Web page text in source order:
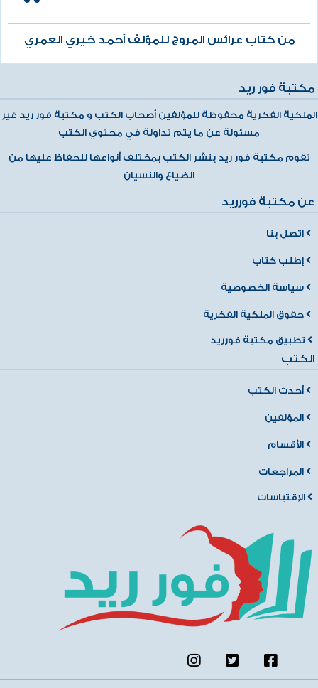
من كتاب عرائس المروج للمؤلف أحمد خيري العمري
مكتبة فور ريد
الملكية الفكرية محفوظة للمؤلفين أصحاب الكتب و مكتبة فور ريد غير
مسئولة عن ما يتم تداولة في محتوي الكتب
تقوم مكتبة فور ريد بنشر الكتب بمختلف أنواعها للحفاظ عليها من
الضياع والنسيان
عن مكتبة فورريد
اتصل بنا
إطلب كتاب
سياسة الخصوصية
حقوق الملكية الفكرية
تطبيق مكتبة فورريد
الكتب
أحدث الكتب
المؤلفين
الأقسام
المراجعات
الإقتباسات